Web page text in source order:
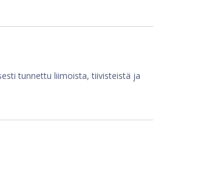
tunnettu liimoista, tiivisteistä ja